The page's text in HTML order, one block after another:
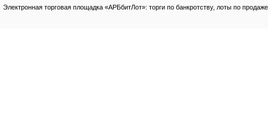
Электронная торговая площадка «АРБбитЛот»: торги по банкротству, лоты по